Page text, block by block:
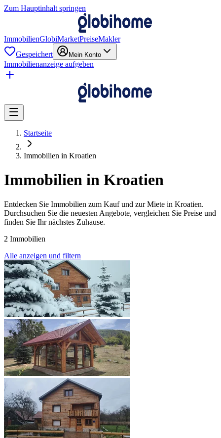
Zum Hauptinhalt springen
ImmobilienGlobiMarketPreiseMakler
Gespeichert
Mein Konto
Immobilienanzeige aufgeben
Startseite
Immobilien in Kroatien
Immobilien in Kroatien
Entdecken Sie Immobilien zum Kauf und zur Miete in Kroatien.
Durchsuchen Sie die neuesten Angebote, vergleichen Sie Preise und
finden Sie Ihr nächstes Zuhause.
2 Immobilien
Alle anzeigen und filtern